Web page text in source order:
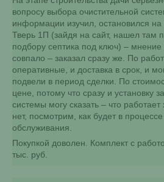
вопросу выбора очистительной
информации изучил, остановился
Тверь 1П (зайдя на сайт, нашел там
подбору септика под ключ) –
совпало – заказал сразу же. По
оперативные, и доставка в срок, и
подвели в период сделки. По
цене, потому что сразу и установку
системы могу сказать – что
нет, посмотрим, как будет в
обслуживания.
Покупкой доволен. Комплект с
тыс. руб.